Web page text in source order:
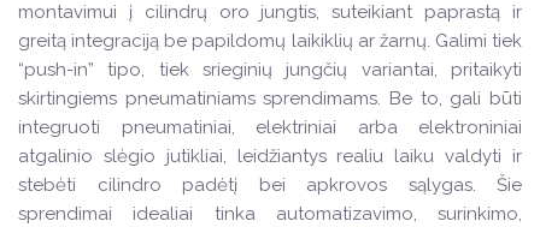
montavimui į cilindrų oro jungtis, suteikiant paprastą ir
greitą integraciją be papildomų laikiklių ar žarnų. Galimi tiek
“push-in” tipo, tiek srieginių jungčių variantai, pritaikyti
skirtingiems pneumatiniams sprendimams. Be to, gali būti
integruoti pneumatiniai, elektriniai arba elektroniniai
atgalinio slėgio jutikliai, leidžiantys realiu laiku valdyti ir
stebėti cilindro padėtį bei apkrovos sąlygas. Šie
sprendimai idealiai tinka automatizavimo, surinkimo,